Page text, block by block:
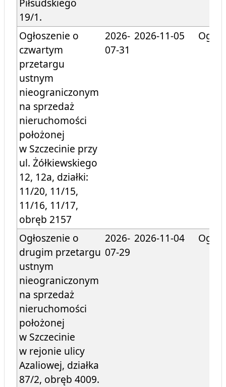
Piłsudskiego
19/1.
Ogłoszenie o
czwartym
przetargu
ustnym
nieograniczonym
na sprzedaż
nieruchomości
położonej
w Szczecinie przy
ul. Żółkiewskiego
12, 12a, działki:
11/20, 11/15,
11/16, 11/17,
obręb 2157
2026-
07-31
2026-11-05
Ogłoszenie o
drugim przetargu
ustnym
nieograniczonym
na sprzedaż
nieruchomości
położonej
w Szczecinie
w rejonie ulicy
Azaliowej, działka
87/2, obręb 4009.
2026-
07-29
2026-11-04